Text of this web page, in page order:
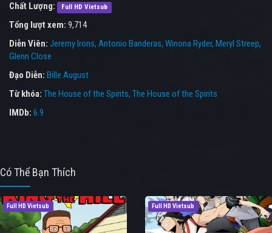
Chất Lượng:
Full HD Vietsub
Tổng lượt xem: 9,714
Diễn Viên: Jeremy Irons Antonio Banderas Winona Ryder Meryl Streep
Glenn Close
Đạo Diễn: Bille August
Từ khóa: The House of the Spirits, The House of the Spirits
IMDb: 6.9
Có Thể Bạn Thích
Full HD Vietsub Full HD Vietsub